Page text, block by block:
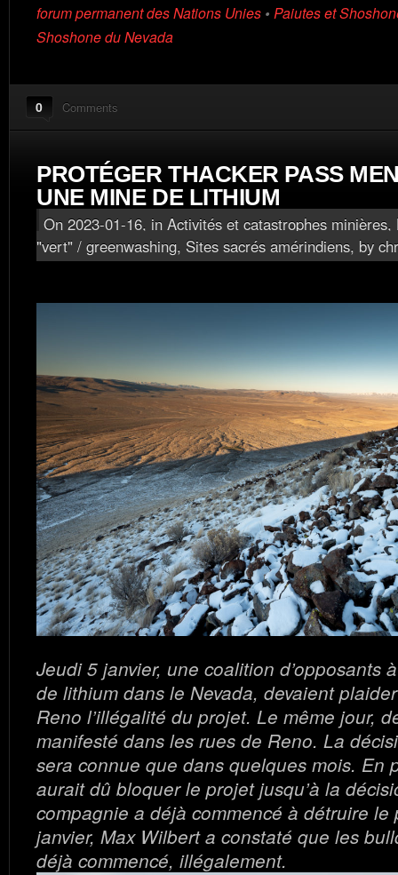
forum permanent des Nations Unies • Paiutes et
Shoshone du Nevada
0 Comments
PROTÉGER THACKER PASS
UNE MINE DE LITHIUM
On 2023-01-16, in Activités et catastrophes minières,
"vert" / greenwashing, Sites sacrés amérindiens, by
Jeudi 5 janvier, une coalition d’opposants
de lithium dans le Nevada, devaient
Reno l’illégalité du projet. Le même jour,
manifesté dans les rues de Reno. La
sera connue que dans quelques mois. En
aurait dû bloquer le projet jusqu’à la
compagnie a déjà commencé à détruire le
janvier, Max Wilbert a constaté que les
déjà commencé, illégalement.